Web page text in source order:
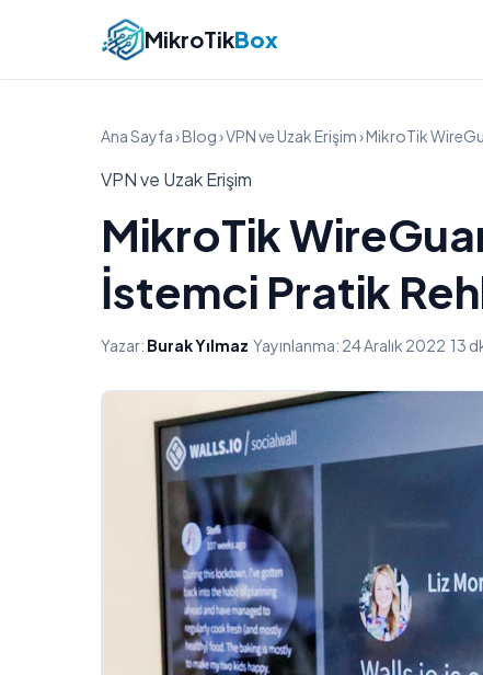
MikroTikBox
Ana Sayfa›Blog›VPN ve Uzak Erişim› MikroTik
VPN ve Uzak Erişim
MikroTik
İstemci Pratik
Yazar: Burak Yılmaz·Yayınlanma: 24 Aralık 2022·13